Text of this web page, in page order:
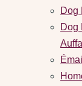
Dog
Dog